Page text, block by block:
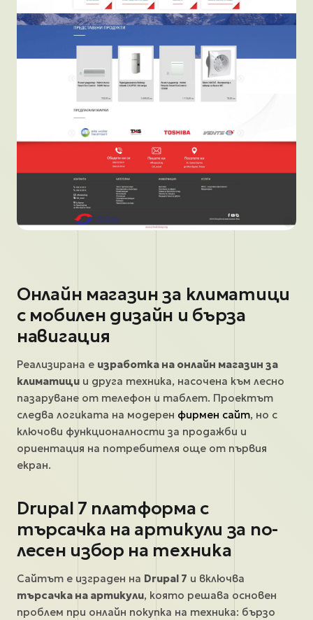
Онлайн магазин за климатици
с мобилен дизайн и бърза
навигация
Реализирана е изработка на онлайн магазин за
климатици и друга техника, насочена към лесно
пазаруване от телефон и таблет. Проектът
следва логиката на модерен фирмен сайт, но с
ключови функционалности за продажби и
ориентация на потребителя още от първия
екран.
Drupal 7 платформа с
търсачка на артикули за по-
лесен избор на техника
Сайтът е изграден на Drupal 7 и включва
търсачка на артикули, която решава основен
проблем при онлайн покупка на техника: бързо